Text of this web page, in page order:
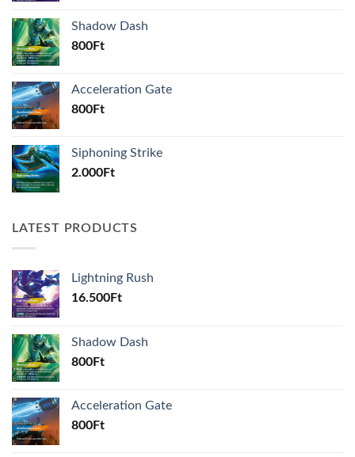
Shadow Dash
800Ft
Acceleration Gate
800Ft
Siphoning Strike
2.000Ft
LATEST PRODUCTS
Lightning Rush
16.500Ft
Shadow Dash
800Ft
Acceleration Gate
800Ft